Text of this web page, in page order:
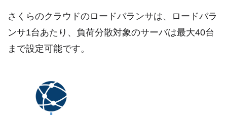
さくらのクラウドのロードバランサは、ロードバラ
ンサ1台あたり、負荷分散対象のサーバは最大40台
まで設定可能です。